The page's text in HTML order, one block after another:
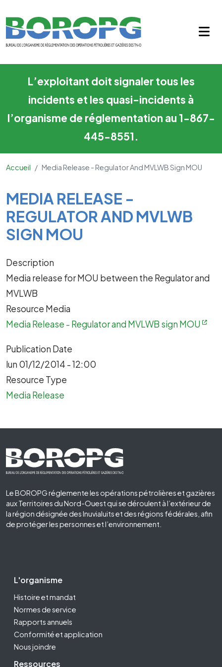
L’exploitant doit signaler tous les
incidents et les quasi-incidents à
l’organisme de réglementation au 1-867-
445-8551.
Accueil Media Release - Regulator And MVLWB Sign MOU
Main Content
MEDIA RELEASE -
REGULATOR AND MVLWB
SIGN MOU
Description
Media release for MOU between the Regulator and
MVLWB
Resource Media
Media Release - Regulator and MVLWB sign MOU
Publication Date
lun 01/12/2014 - 12:00
Resource Type
Media Release
Footer First
Le BOROPG réglemente les opérations pétrolières et gazières
aux Territoires du Nord-Ouest qui se déroulent à l’extérieur de
la région désignée des Inuvialuits et des régions fédérales, afin
de protéger les personnes et l’environnement.
Footer Second
L'organisme
Histoire et mandat
Normes de service
Rapports annuels
Conformité et application
Nous joindre
Ressources